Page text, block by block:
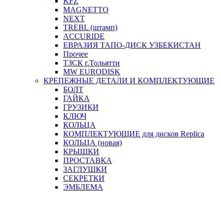
MAGNETTO
NEXT
TREBL (штамп)
ACCURIDE
ЕВРАЗИЯ ТАПО-ДИСК УЗБЕКИСТАН
Прочее
ТЗСК г.Тольятти
MW EURODISK
КРЕПЕЖНЫЕ ДЕТАЛИ И КОМПЛЕКТУЮЩИЕ
БОЛТ
ГАЙКА
ГРУЗИКИ
КЛЮЧ
КОЛЬЦА
КОМПЛЕКТУЮЩИЕ для дисков Replica
КОЛЬЦА (новая)
КРЫШКИ
ПРОСТАВКА
ЗАГЛУШКИ
СЕКРЕТКИ
ЭМБЛЕМА